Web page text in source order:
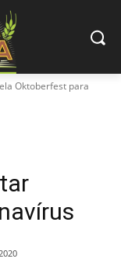
Oktoberfest para